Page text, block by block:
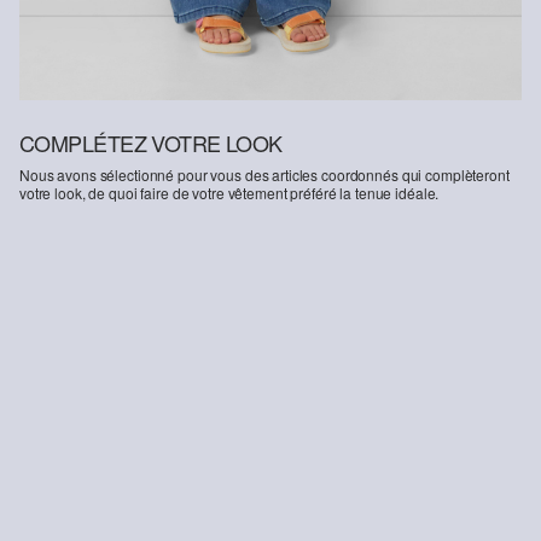
COMPLÉTEZ VOTRE LOOK
Nous avons sélectionné pour vous des articles coordonnés qui complèteront
votre look, de quoi faire de votre vêtement préféré la tenue idéale.